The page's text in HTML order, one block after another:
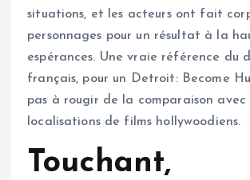
situations, et les acteurs ont fait
personnages pour un résultat à la
espérances. Une vraie référence du
français, pour un Detroit: Become
pas à rougir de la comparaison avec
localisations de films hollywoodiens.
Touchant,